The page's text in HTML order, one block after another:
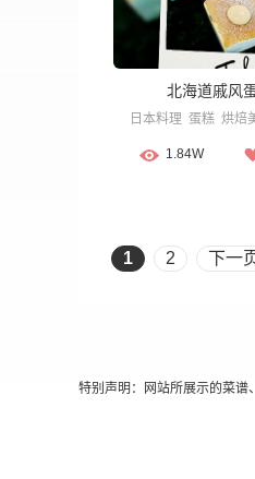
北海道戚风
日本料理 蛋糕 烘焙
1.84W
1 2 下一
特别声明：网站所展示的菜谱